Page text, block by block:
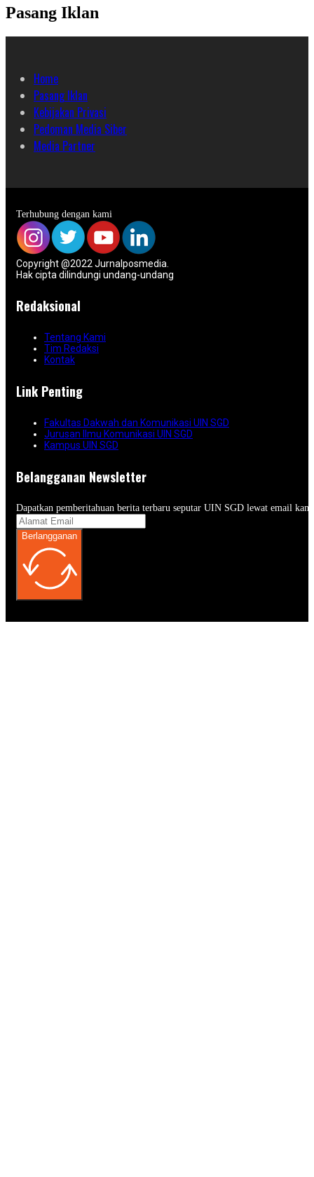
Pasang Iklan
Home
Pasang Iklan
Kebijakan Privasi
Pedoman Media Siber
Media Partner
Terhubung dengan kami
Copyright @2022 Jurnalposmedia.
Hak cipta dilindungi undang-undang
Redaksional
Tentang Kami
Tim Redaksi
Kontak
Link Penting
Fakultas Dakwah dan Komunikasi UIN SGD
Jurusan Ilmu Komunikasi UIN SGD
Kampus UIN SGD
Belangganan Newsletter
Dapatkan pemberitahuan berita terbaru seputar UIN SGD lewat email
Berlangganan